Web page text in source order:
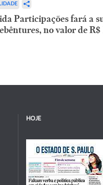
Participações fará a
no valor de R$
HOJE